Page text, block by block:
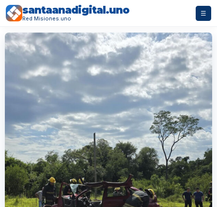
santaanadigital.uno
Red Misiones.uno
☰